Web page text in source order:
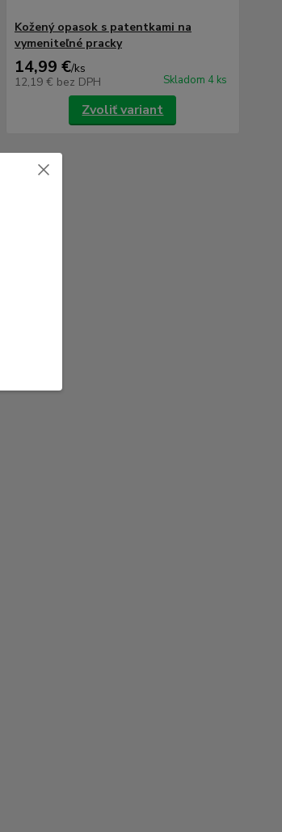
Kožený opasok s patentkami na
vymeniteľné pracky
14,99 €/ks
12,19 € bez DPH Skladom 4 ks
Zvoliť variant